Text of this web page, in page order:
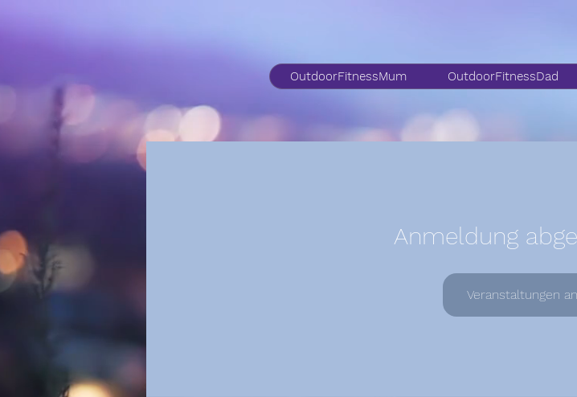
OutdoorFitnessMum OutdoorFitnessDad
Anmeldung
Veranstaltungen